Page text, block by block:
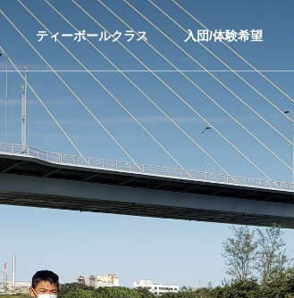
ティーボールクラス 入団/体験希望